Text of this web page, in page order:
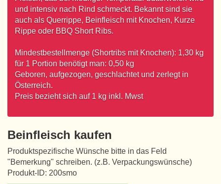
und intensiv nach Rind schmeckt. Bekannt sind sie
auch als Querrippe, Beinfleisch mit Knochen, Kurze
Rippe oder BBQ Short Ribs.
Mindestbestellmenge (Shortribs mit Knochen): 1,30 kg
für 1 Portion benötigt man: 0,50 kg
Geboren, aufgezogen, geschlachtet und zerlegt in
Österreich.
Preis bezieht sich auf 1 kg inkl. Mwst
Beinfleisch kaufen
Produktspezifische Wünsche bitte in das Feld
"Bemerkung" schreiben. (z.B. Verpackungswünsche)
Produkt-ID: 200smo